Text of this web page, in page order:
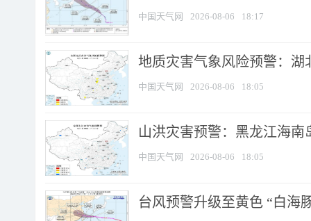
中国天气网 2026-08-06 18:17
地质灾害气象风险预警：湖
中国天气网 2026-08-06 18:05
山洪灾害预警：黑龙江海
中国天气网 2026-08-06 18:05
台风预警升级至黄色 “白海